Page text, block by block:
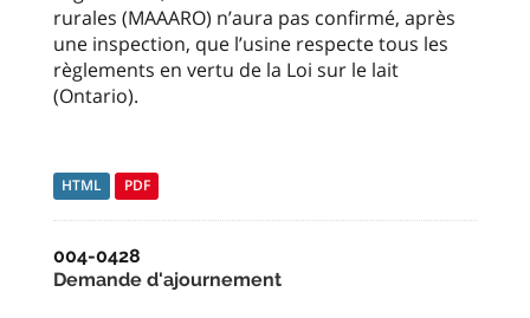
rurales (MAAARO) n’aura pas confirmé, après
une inspection, que l’usine respecte tous les
règlements en vertu de la Loi sur le lait
(Ontario).
HTML PDF
004-0428
Demande d'ajournement